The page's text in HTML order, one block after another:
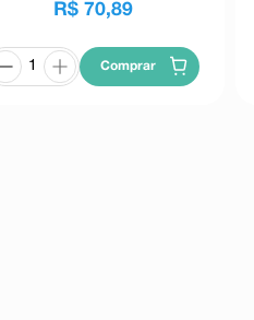
R$ 70,89
Comprar